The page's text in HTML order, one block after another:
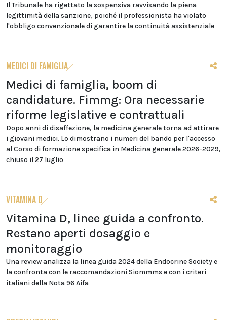
Il Tribunale ha rigettato la sospensiva ravvisando la piena
legittimità della sanzione, poiché il professionista ha violato
l'obbligo convenzionale di garantire la continuità assistenziale
MEDICI DI FAMIGLIA
Medici di famiglia, boom di
candidature. Fimmg: Ora necessarie
riforme legislative e contrattuali
Dopo anni di disaffezione, la medicina generale torna ad attirare
i giovani medici. Lo dimostrano i numeri del bando per l'accesso
al Corso di formazione specifica in Medicina generale 2026-2029,
chiuso il 27 luglio
VITAMINA D
Vitamina D, linee guida a confronto.
Restano aperti dosaggio e
monitoraggio
Una review analizza la linea guida 2024 della Endocrine Society e
la confronta con le raccomandazioni Siommms e con i criteri
italiani della Nota 96 Aifa